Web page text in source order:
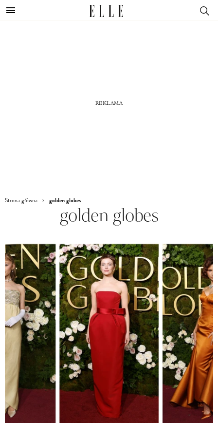
Strona główna golden globes
golden globes